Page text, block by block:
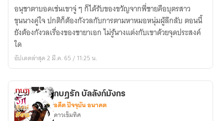
นอ๋
อง
เจ้า
มารยา
ของ
เจ้า
เล่ห์
อนุชาตาบอดเช่นเขาจู่ ๆ ก็ได้รับของขวัญจากพี่ชายคือบุตรสาว
ขุนนางคู่ใจ ปกติก็ต้องกังวลกับการตามหาหมอหนุ่มผู้ลึกลับ ตอนนี้
ยังต้องกังวลเรื่องของชายาเอก ไม่รู้นางแต่งกับเขาด้วยจุดประสงค์
ใด
อัปเดตล่าสุด 2 มี.ค. 65 / 11:25 น.
กบฏรัก บัลลังก์มังกร
อดีต ปัจจุบัน อนาคต
ดาวเข็มทิศ